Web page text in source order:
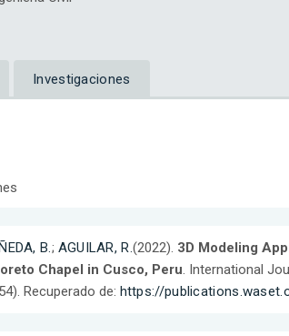
Investigaciones
B.; AGUILAR, R.(2022). 3D Modeling
Chapel in Cusco, Peru. International
Recuperado de: https://